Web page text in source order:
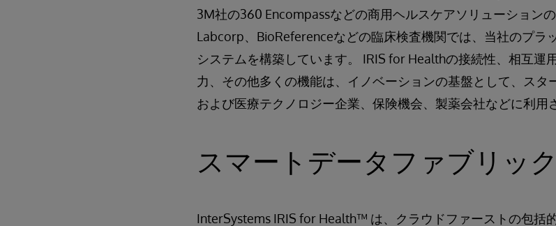
3M社の360 Encompassなどの商用ヘルスケアソリューション
Labcorp、BioReferenceなどの臨床検査機関では、当社のプラ
システムを構築しています。 IRIS for Healthの接続性、相互運
力、その他多くの機能は、イノベーションの基盤として、スタ
および医療テクノロジー企業、保険機会、製薬会社などに利用
スマートデータファブリッ
InterSystems IRIS for Health™ は、クラウドファーストの包括